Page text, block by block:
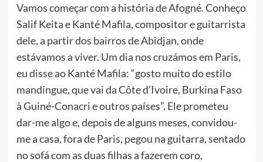
Vamos começar com a história de Afogné. Conheço
Salif Keita e Kanté Mafila, compositor e guitarrista
dele, a partir dos bairros de Abidjan, onde
estávamos a viver. Um dia nos cruzámos em Paris,
eu disse ao Kanté Mafila: “gosto muito do estilo
mandingue, que vai da Côte d’Ivoire, Burkina Faso
à Guiné-Conacri e outros países”. Ele prometeu
dar-me algo e, depois de alguns meses, convidou-
me a casa, fora de Paris, pegou na guitarra, sentado
no sofá com as duas filhas a fazerem coro,